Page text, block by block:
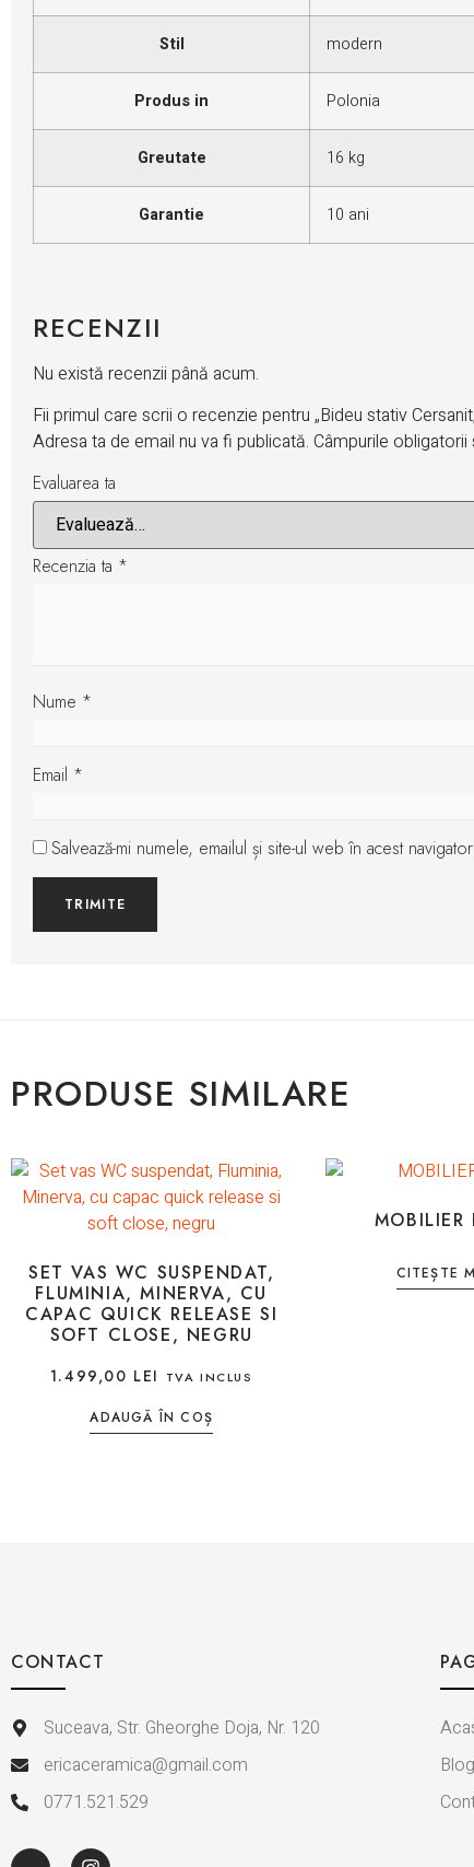
Stil modern
Produs in Polonia
Greutate 16 kg
Garantie 10 ani
RECENZII
Nu există recenzii până acum.
Fii primul care scrii o recenzie pentru „Bideu stativ
Adresa ta de email nu va fi publicată. Câmpurile
Evaluarea ta
Recenzia ta *
Nume *
Email *
Salvează-mi numele, emailul și site-ul web în acest
PRODUSE SIMILARE
SET VAS WC SUSPENDAT,
FLUMINIA, MINERVA, CU
CAPAC QUICK RELEASE SI
SOFT CLOSE, NEGRU
1.499,00 LEI TVA INCLUS
ADAUGĂ ÎN COȘ
MOBILIER
CITEȘTE
CONTACT
Suceava, Str. Gheorghe Doja, Nr. 120
ericaceramica@gmail.com
0771.521.529
Blog